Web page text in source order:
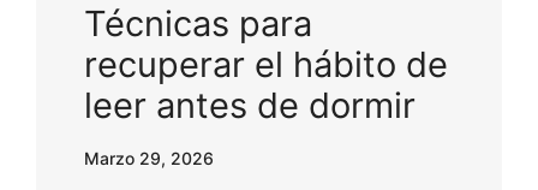
Técnicas para
recuperar el hábito de
leer antes de dormir
Marzo 29, 2026